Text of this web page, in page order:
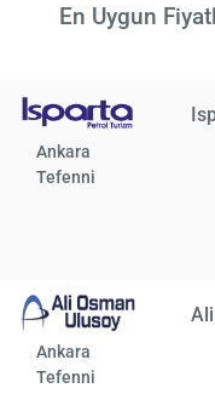
En Uygun
Ankara
Tefenni
Ankara
Tefenni